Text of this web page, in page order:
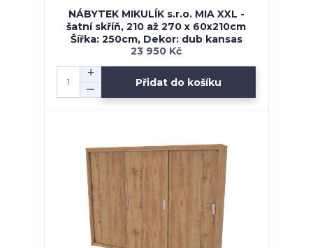
NÁBYTEK MIKULÍK s.r.o. MIA XXL -
šatní skříň, 210 až 270 x 60x210cm
Šířka: 250cm, Dekor: dub kansas
23 950 Kč
Přidat do košíku